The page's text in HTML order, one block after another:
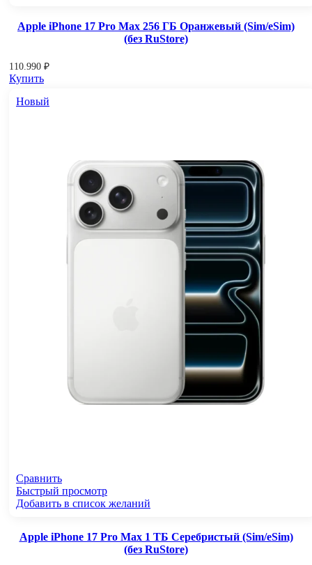
Apple iPhone 17 Pro Max 256 ГБ Оранжевый (Sim/eSim)
(без RuStore)
110.990 ₽
Купить
Новый
Сравнить
Быстрый просмотр
Добавить в список желаний
Apple iPhone 17 Pro Max 1 ТБ Серебристый (Sim/eSim)
(без RuStore)